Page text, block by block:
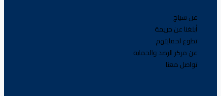
عن سياج
أبلغنا عن جريمة
تطوع لحمايتهم
عن مركز الرصد والحماية
تواصل معنا